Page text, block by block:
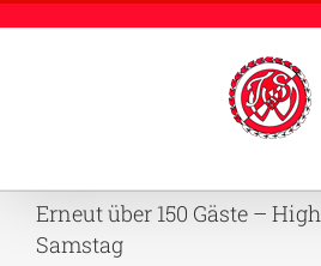
Erneut über 150 Gäste –
Samstag